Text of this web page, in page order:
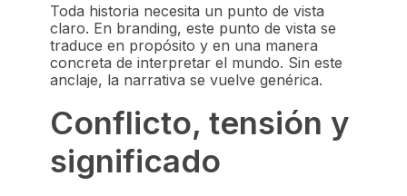
Toda historia necesita un punto de vista
claro. En branding, este punto de vista se
traduce en propósito y en una manera
concreta de interpretar el mundo. Sin este
anclaje, la narrativa se vuelve genérica.
Conflicto, tensión y
significado